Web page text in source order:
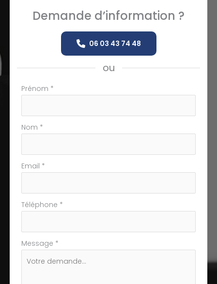
Demande d’information ?
06 03 43 74 48
ou
Formulaire
téléphone
Prénom *
Nom *
Email *
Téléphone *
Message *